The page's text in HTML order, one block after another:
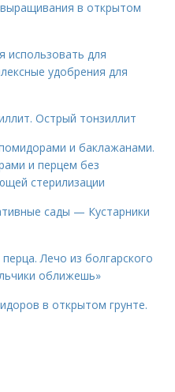
в открытом
использовать для
удобрения для
Острый тонзиллит
и баклажанами.
и перцем без
стерилизации
сады — Кустарники
Лечо из болгарского
оближешь»
в открытом грунте.